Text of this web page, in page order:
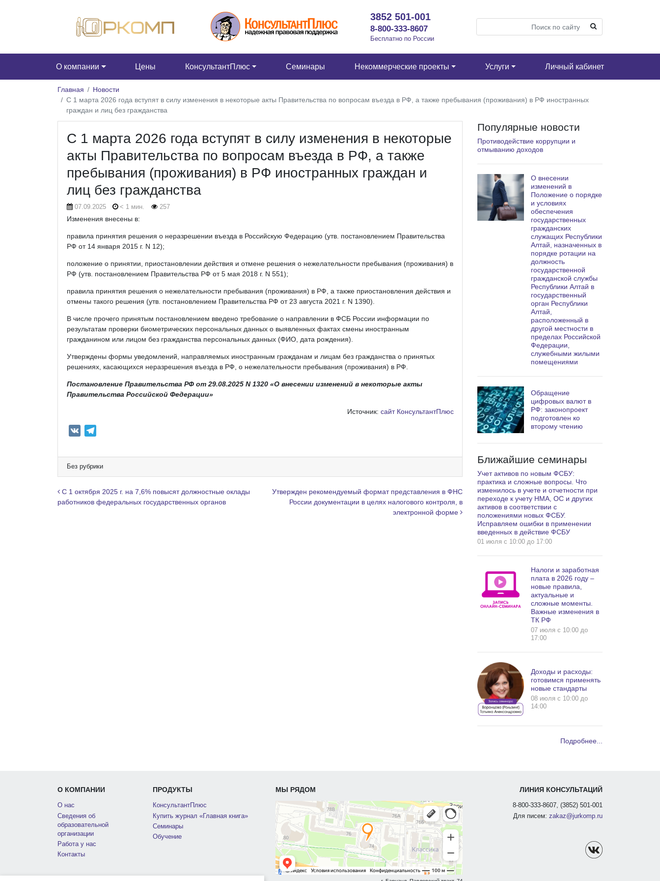
3852 501-001
8-800-333-8607
Бесплатно по России
О компании Цены КонсультантПлюс Семинары Некоммерческие проекты Услуги Личный кабинет
Главная
Новости
С 1 марта 2026 года вступят в силу изменения в некоторые акты Правительства по вопросам въезда в РФ, а также пребывания (проживания) в РФ иностранных
граждан и лиц без гражданства
С 1 марта 2026 года вступят в силу изменения в некоторые
акты Правительства по вопросам въезда в РФ, а также
пребывания (проживания) в РФ иностранных граждан и
лиц без гражданства
07.09.2025 < 1 мин. 257
Изменения внесены в:
правила принятия решения о неразрешении въезда в Российскую Федерацию (утв. постановлением Правительства
РФ от 14 января 2015 г. N 12);
положение о принятии, приостановлении действия и отмене решения о нежелательности пребывания (проживания) в
РФ (утв. постановлением Правительства РФ от 5 мая 2018 г. N 551);
правила принятия решения о нежелательности пребывания (проживания) в РФ, а также приостановления действия и
отмены такого решения (утв. постановлением Правительства РФ от 23 августа 2021 г. N 1390).
В числе прочего принятым постановлением введено требование о направлении в ФСБ России информации по
результатам проверки биометрических персональных данных о выявленных фактах смены иностранным
гражданином или лицом без гражданства персональных данных (ФИО, дата рождения).
Утверждены формы уведомлений, направляемых иностранным гражданам и лицам без гражданства о принятых
решениях, касающихся неразрешения въезда в РФ, о нежелательности пребывания (проживания) в РФ.
Постановление Правительства РФ от 29.08.2025 N 1320 «О внесении изменений в некоторые акты
Правительства Российской Федерации»
Источник: сайт КонсультантПлюс
e
g
r
a
Без рубрики
Навигация по записям
С 1 октября 2025 г. на 7,6% повысят должностные оклады
работников федеральных государственных органов
Утвержден рекомендуемый формат представления в ФНС
России документации в целях налогового контроля, в
электронной форме
Популярные новости
Противодействие коррупции и
отмыванию доходов
О внесении
изменений в
Положение о порядке
и условиях
обеспечения
государственных
гражданских
служащих Республики
Алтай, назначенных в
порядке ротации на
должность
государственной
гражданской службы
Республики Алтай в
государственный
орган Республики
Алтай,
расположенный в
другой местности в
пределах Российской
Федерации,
служебными жилыми
помещениями
Обращение
цифровых валют в
РФ: законопроект
подготовлен ко
второму чтению
Ближайшие семинары
Учет активов по новым ФСБУ:
практика и сложные вопросы. Что
изменилось в учете и отчетности при
переходе к учету НМА, ОС и других
активов в соответствии с
положениями новых ФСБУ.
Исправляем ошибки в применении
введенных в действие ФСБУ
01 июля c 10:00 до 17:00
Налоги и заработная
плата в 2026 году –
новые правила,
актуальные и
сложные моменты.
Важные изменения в
ТК РФ
07 июля c 10:00 до
17:00
Доходы и расходы:
готовимся применять
новые стандарты
08 июля c 10:00 до
14:00
Подробнее...
О КОМПАНИИ
О нас
Сведения об
образовательной
организации
Работа у нас
Контакты
ПРОДУКТЫ
КонсультантПлюс
Купить журнал «Главная книга»
Семинары
Обучение
МЫ РЯДОМ ЛИНИЯ КОНСУЛЬТАЦИЙ
8-800-333-8607, (3852) 501-001
Для писем: zakaz@jurkomp.ru